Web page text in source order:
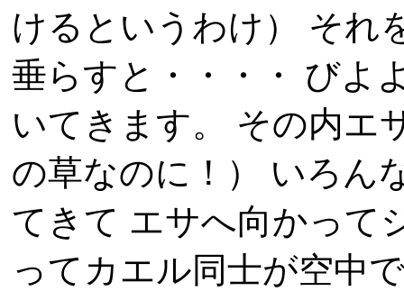
けるというわけ） それ
垂らすと・・・・ びよ
いてきます。 その内エ
の草なのに！） いろん
てきて エサへ向かって
ってカエル同士が空中